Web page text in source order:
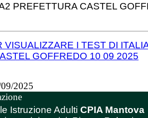
PREFETTURA CASTEL
VISUALIZZARE I TEST DI
GOFFREDO 10 09 2025
2025
Istruzione Adulti CPIA Mantova